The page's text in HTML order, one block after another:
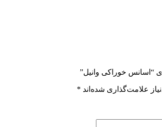
“اسانس خوراکی وانیل”
علامت‌گذاری شده‌اند *